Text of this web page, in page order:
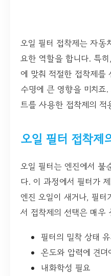
오일 필터 접착제는 자동
요한 역할을 합니다. 특히,
에 맞춰 적절한 접착제를
수명에 큰 영향을 미치죠
트를 사용한 접착제의 적
오일 필터 접착제
오일 필터는 엔진에서 불
다. 이 과정에서 필터가
엔진 오일이 새거나, 필
서 접착제의 선택은 매우
필터의 밀착 상태
온도와 압력에 견뎌
내화학성 필요